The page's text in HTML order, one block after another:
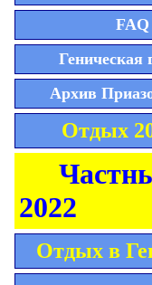
FAQ
Геническая
Архив
Отдых
2022
Отдых в